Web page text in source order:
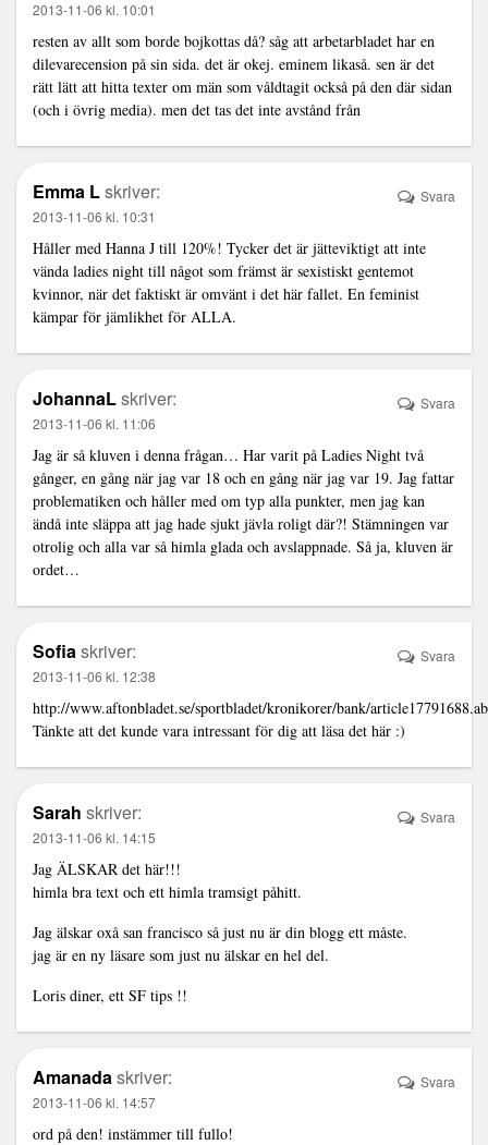
2013-11-06 kl. 10:01
resten av allt som borde bojkottas då? såg att arbetarbladet har en
dilevarecension på sin sida. det är okej. eminem likaså. sen är det
rätt lätt att hitta texter om män som våldtagit också på den där sidan
(och i övrig media). men det tas det inte avstånd från
Emma Lskriver:
2013-11-06 kl. 10:31
Håller med Hanna J till 120%! Tycker det är jätteviktigt att inte
vända ladies night till något som främst är sexistiskt gentemot
kvinnor, när det faktiskt är omvänt i det här fallet. En feminist
kämpar för jämlikhet för ALLA.
Svara
JohannaLskriver:
2013-11-06 kl. 11:06
Jag är så kluven i denna frågan… Har varit på Ladies Night två
gånger, en gång när jag var 18 och en gång när jag var 19. Jag fattar
problematiken och håller med om typ alla punkter, men jag kan
ändå inte släppa att jag hade sjukt jävla roligt där?! Stämningen var
otrolig och alla var så himla glada och avslappnade. Så ja, kluven är
ordet…
Svara
Sofiaskriver:
2013-11-06 kl. 12:38
http://www.aftonbladet.se/sportbladet/kronikorer/bank/article17791688.ab
Tänkte att det kunde vara intressant för dig att läsa det här :)
Svara
Sarah skriver:
2013-11-06 kl. 14:15
Jag ÄLSKAR det här!!!
himla bra text och ett himla tramsigt påhitt.
Jag älskar oxå san francisco så just nu är din blogg ett måste.
jag är en ny läsare som just nu älskar en hel del.
Loris diner, ett SF tips !!
Svara
Amanadaskriver:
2013-11-06 kl. 14:57
ord på den! instämmer till fullo!
Svara